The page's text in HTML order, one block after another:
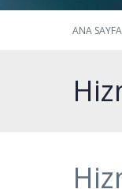
ANA SAYFA